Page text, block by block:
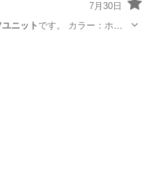
7月30日
ニット です。 カラー：ホワ